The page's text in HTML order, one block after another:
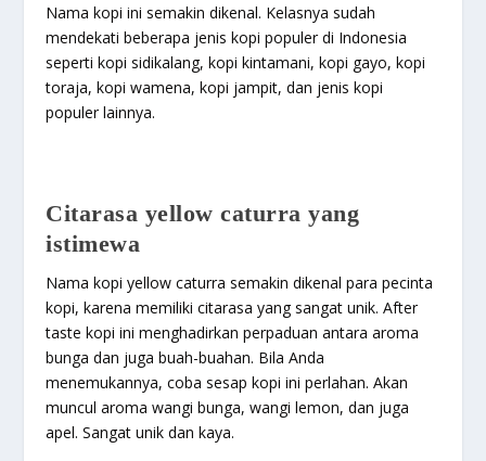
Nama kopi ini semakin dikenal. Kelasnya sudah
mendekati beberapa jenis kopi populer di Indonesia
seperti kopi sidikalang, kopi kintamani, kopi gayo, kopi
toraja, kopi wamena, kopi jampit, dan jenis kopi
populer lainnya.
Citarasa yellow caturra yang
istimewa
Nama kopi yellow caturra semakin dikenal para pecinta
kopi, karena memiliki citarasa yang sangat unik. After
taste kopi ini menghadirkan perpaduan antara aroma
bunga dan juga buah-buahan. Bila Anda
menemukannya, coba sesap kopi ini perlahan. Akan
muncul aroma wangi bunga, wangi lemon, dan juga
apel. Sangat unik dan kaya.